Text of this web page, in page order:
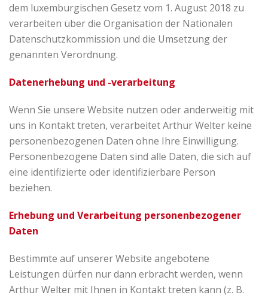
dem luxemburgischen Gesetz vom 1. August 2018 zu
verarbeiten über die Organisation der Nationalen
Datenschutzkommission und die Umsetzung der
genannten Verordnung.
Datenerhebung und -verarbeitung
Wenn Sie unsere Website nutzen oder anderweitig mit
uns in Kontakt treten, verarbeitet Arthur Welter keine
personenbezogenen Daten ohne Ihre Einwilligung.
Personenbezogene Daten sind alle Daten, die sich auf
eine identifizierte oder identifizierbare Person
beziehen.
Erhebung und Verarbeitung personenbezogener
Daten
Bestimmte auf unserer Website angebotene
Leistungen dürfen nur dann erbracht werden, wenn
Arthur Welter mit Ihnen in Kontakt treten kann (z. B.